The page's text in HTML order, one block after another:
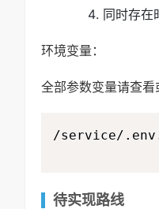
同时存在
环境变量：
全部参数变量请查看
/service/
待实现路线